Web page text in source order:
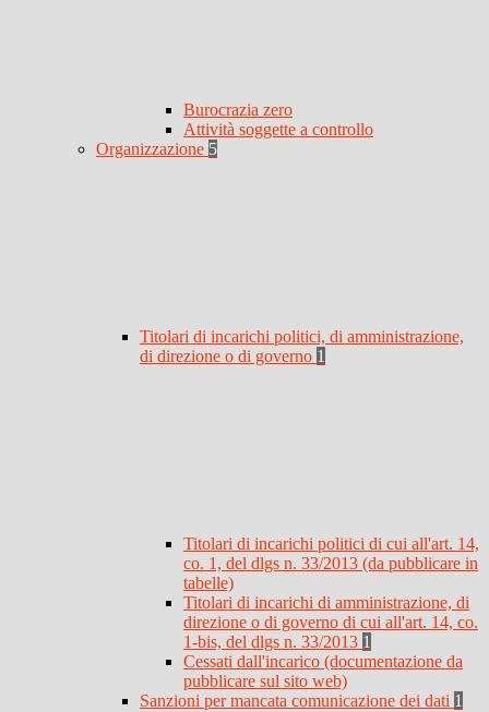
Burocrazia zero
Attività soggette a controllo
Organizzazione 5
Titolari di incarichi politici, di amministrazione,
di direzione o di governo 1
Titolari di incarichi politici di cui all'art. 14,
co. 1, del dlgs n. 33/2013 (da pubblicare in
tabelle)
Titolari di incarichi di amministrazione, di
direzione o di governo di cui all'art. 14, co.
1-bis, del dlgs n. 33/2013 1
Cessati dall'incarico (documentazione da
pubblicare sul sito web)
Sanzioni per mancata comunicazione dei dati 1